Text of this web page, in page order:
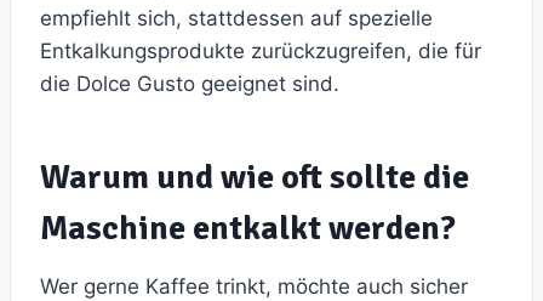
empfiehlt sich, stattdessen auf spezielle
Entkalkungsprodukte zurückzugreifen, die für
die Dolce Gusto geeignet sind.
Warum und wie oft sollte die
Maschine entkalkt werden?
Wer gerne Kaffee trinkt, möchte auch sicher